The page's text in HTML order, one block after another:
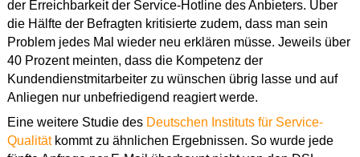
der Erreichbarkeit der Service-Hotline des Anbieters. Über
die Hälfte der Befragten kritisierte zudem, dass man sein
Problem jedes Mal wieder neu erklären müsse. Jeweils über
40 Prozent meinten, dass die Kompetenz der
Kundendienstmitarbeiter zu wünschen übrig lasse und auf
Anliegen nur unbefriedigend reagiert werde.
Eine weitere Studie des Deutschen Instituts für Service-
Qualitätkommt zu ähnlichen Ergebnissen. So wurde jede